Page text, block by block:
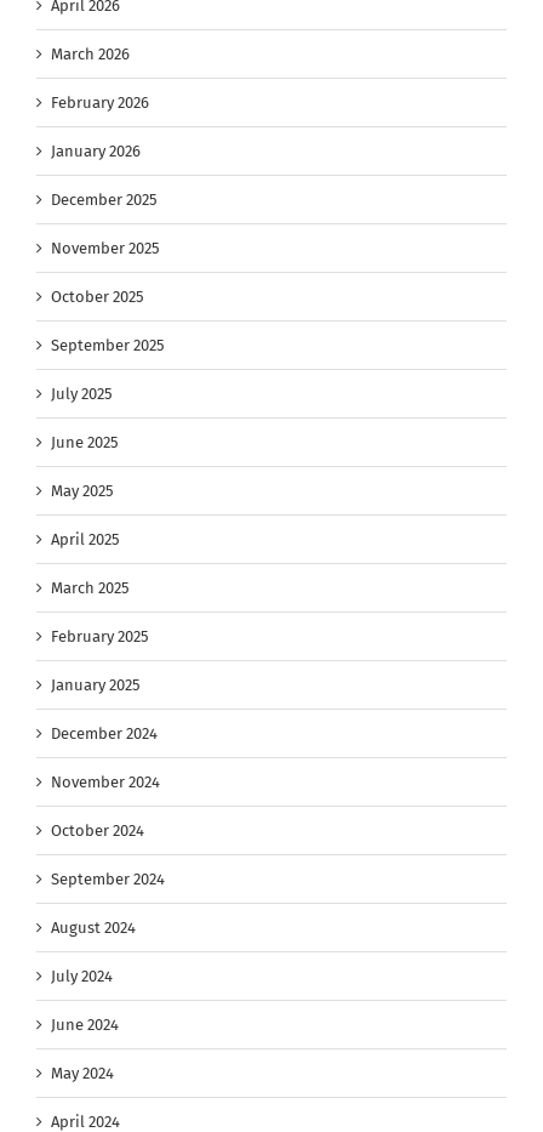
April 2026
March 2026
February 2026
January 2026
December 2025
November 2025
October 2025
September 2025
July 2025
June 2025
May 2025
April 2025
March 2025
February 2025
January 2025
December 2024
November 2024
October 2024
September 2024
August 2024
July 2024
June 2024
May 2024
April 2024